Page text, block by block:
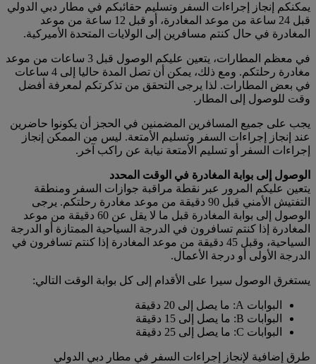
يمكنكم إنجاز إجراءات السفر وتسليم حقائبكم في مطار دبي الدولي
قبل 24 ساعة من موعد المغادرة، أو قبل 12 ساعة من موعد
المغادرة في حال كنتم مسافرين إلى الولايات المتحدة الأميركية.
في معظم المطارات، يتعين عليكم الوصول قبل 3 ساعات من موعد
مغادرة رحلتكم. ومع ذلك، يمكن أن تصل المدة حاليا إلى 4 ساعات
في بعض المطارات. لذا يرجى التحقق من تذكرتكم لمعرفة أفضل
وقت للوصول إلى المطار.
يجب على جميع المسافرين المضمنين في الحجز أن يكونوا حاضرين
عند إنجاز إجراءات السفر وتسليم الأمتعة. ليس من الممكن إنجاز
إجراءات السفر أو تسليم الأمتعة نيابة عن راكب آخر.
الوصول إلى بوابة المغادرة في الوقت المحدد
يتعين عليكم المرور عبر نقطة مراقبة جوازات السفر ومنطقة
التفتيش الأمني قبل 90 دقيقة من موعد مغادرة رحلتكم. يرجى
الوصول إلى بوابة المغادرة قبل ما لا يقل عن 60 دقيقة من موعد
المغادرة إذا كنتم تسافرون في الدرجة السياحية الممتازة أو الدرجة
السياحية، وقبل 45 دقيقة من موعد المغادرة إذا كنتم تسافرون في
الدرجة الأولى أو درجة الأعمال.
يستغرق الوصول سيرا على الأقدام إلى كل بوابة الوقت التالي:
البوابات A: ما يصل إلى 20 دقيقة
البوابات B: ما يصل إلى 15 دقيقة
البوابات C: ما يصل إلى 25 دقيقة
طرق إضافية لإنجاز إجراءات السفر في مطار دبي الدولي